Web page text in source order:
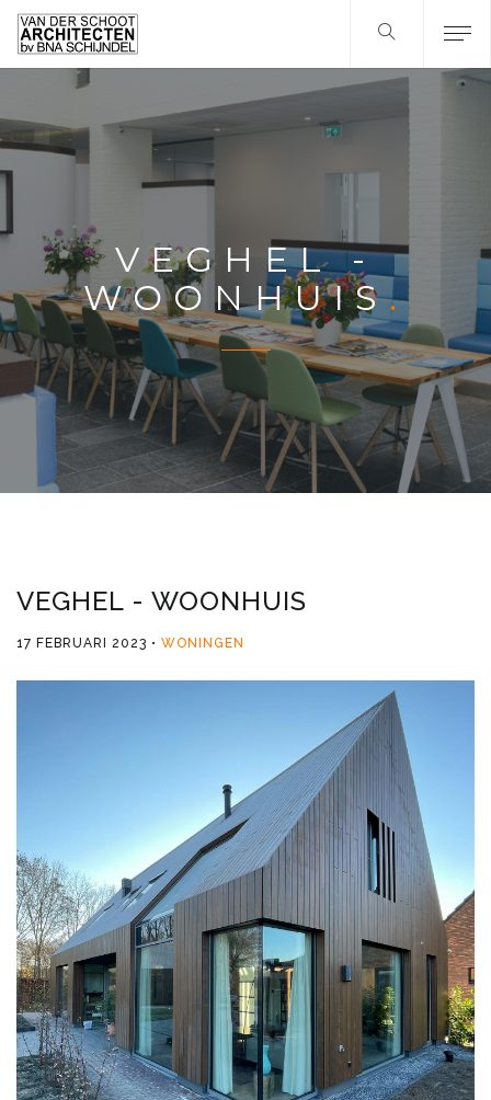
VEGHEL -
WOONHUIS
VEGHEL - WOONHUIS
17 FEBRUARI 2023 WONINGEN